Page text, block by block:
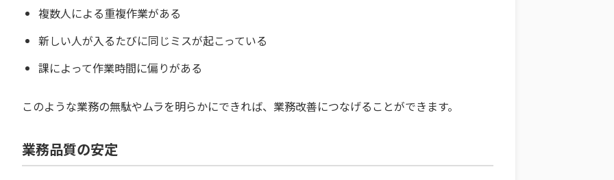
複数人による重複作業がある
新しい人が入るたびに同じミスが起こっている
課によって作業時間に偏りがある
このような業務の無駄やムラを明らかにできれば、業務改善につなげることができます。
業務品質の安定